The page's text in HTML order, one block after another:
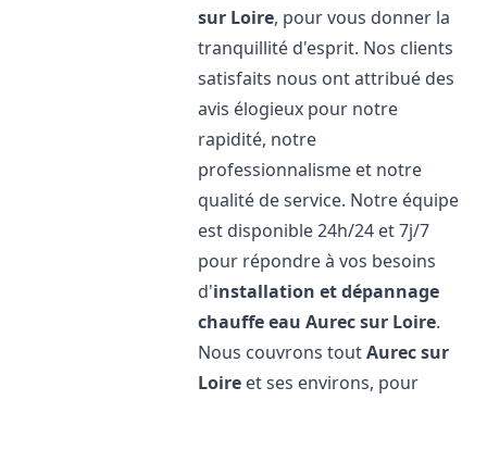
sur Loire, pour vous donner la
tranquillité d'esprit. Nos clients
satisfaits nous ont attribué des
avis élogieux pour notre
rapidité, notre
professionnalisme et notre
qualité de service. Notre équipe
est disponible 24h/24 et 7j/7
pour répondre à vos besoins
d'installation et dépannage
chauffe eau Aurec sur Loire.
Nous couvrons toutAurec sur
Loire et ses environs, pour